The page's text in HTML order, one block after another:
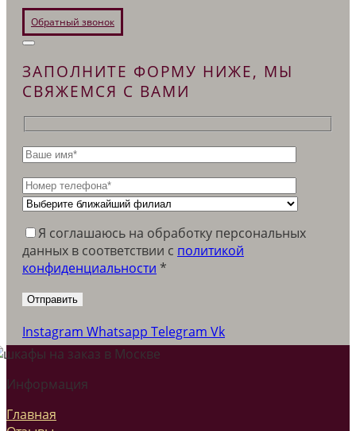
Обратный звонок
ЗАПОЛНИТЕ ФОРМУ НИЖЕ, МЫ
СВЯЖЕМСЯ С ВАМИ
Я соглашаюсь на обработку персональных
данных в соответствии c политикой
конфиденциальности *
Instagram Whatsapp Telegram Vk
Информация
Главная